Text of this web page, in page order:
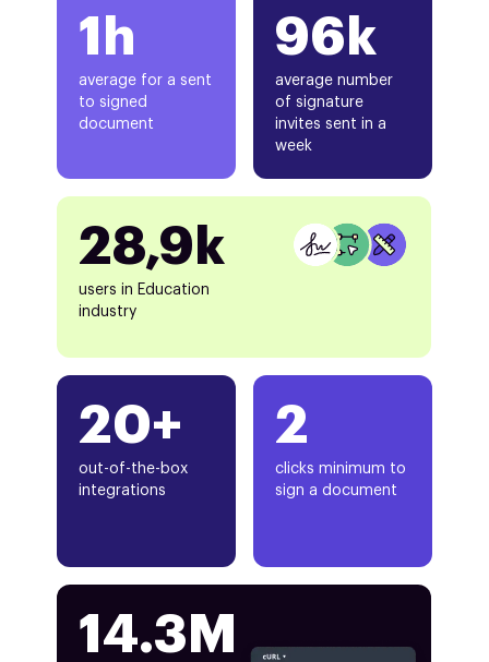
1h
average for a sent
to signed
document
20+
out-of-the-box
integrations
96k
average number
of signature
invites sent in a
week
28,9k
users in Education
industry
2
clicks minimum to
sign a document
14.3M